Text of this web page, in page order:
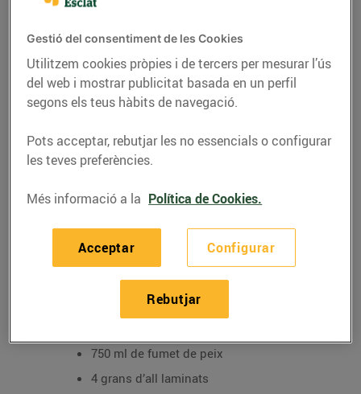
RECEPTES
Rap a l'all cremat
Ingredients per a 4 persones:
750 ml de fumet de peix
4 grans d’all laminats
Gestió del consentiment de les Cookies
Utilitzem cookies pròpies i de tercers per mesurar l’ús
del web i mostrar publicitat basada en un perfil
segons els teus hàbits de navegació.
Pots acceptar, rebutjar les no essencials o configurar
les teves preferències.
Més informació a la Política de Cookies.
Configurar
Rebutjar
Acceptar